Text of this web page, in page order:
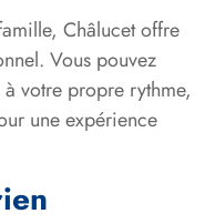
Châlucet offre
Vous pouvez
votre propre rythme,
une expérience